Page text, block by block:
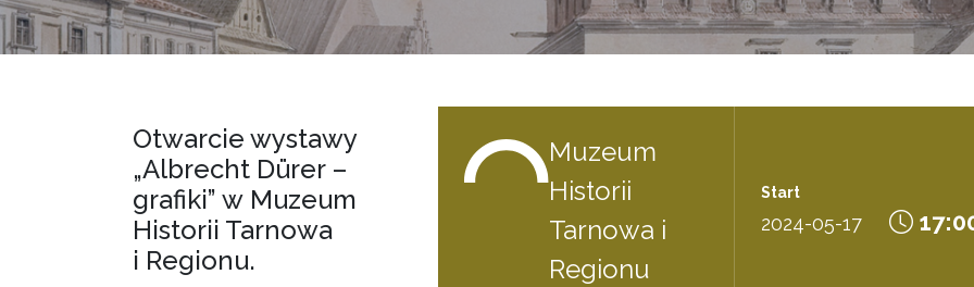
Otwarcie wystawy
„Albrecht Dürer –
grafiki” w Muzeum
Historii Tarnowa
i Regionu.
Muzeum
Historii
Tarnowa i
Regionu
Start
2024-05-17